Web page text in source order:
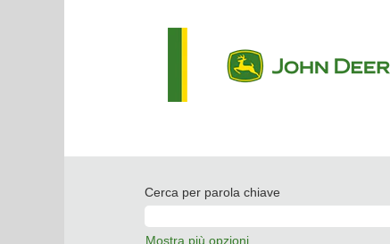
Cerca per parola chiave
Mostra più opzioni